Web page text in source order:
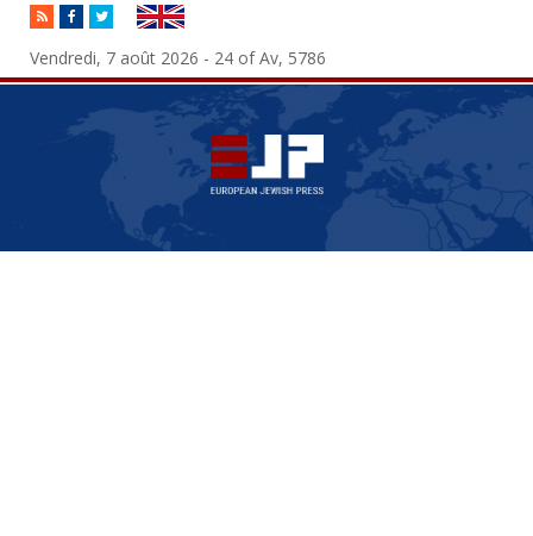
RSSFacebookTwitter
Vendredi, 7 août 2026 - 24 of Av, 5786